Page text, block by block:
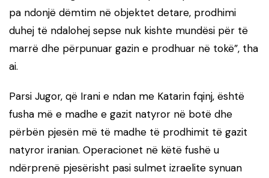
pa ndonjë dëmtim në objektet detare, prodhimi
duhej të ndalohej sepse nuk kishte mundësi për të
marrë dhe përpunuar gazin e prodhuar në tokë”, tha
ai.
Parsi Jugor, që Irani e ndan me Katarin fqinj, është
fusha më e madhe e gazit natyror në botë dhe
përbën pjesën më të madhe të prodhimit të gazit
natyror iranian. Operacionet në këtë fushë u
ndërprenë pjesërisht pasi sulmet izraelite synuan